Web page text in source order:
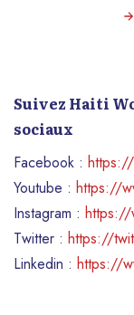
Suivez Haiti
sociaux
Facebook :
Youtube : https://
Instagram : https://
Twitter : https://
Linkedin : https://